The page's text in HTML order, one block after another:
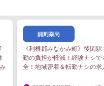
《利根郡みなかみ町》後閑
勤の負担が軽減！経験ナシで
全！地域密着＆転勤ナシの求